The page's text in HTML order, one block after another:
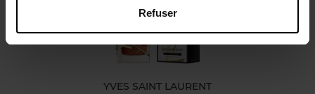
Refuser
YVES SAINT LAURENT